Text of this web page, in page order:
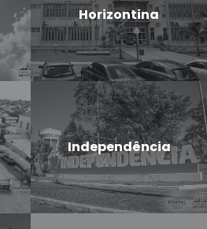
Horizontina
Independência